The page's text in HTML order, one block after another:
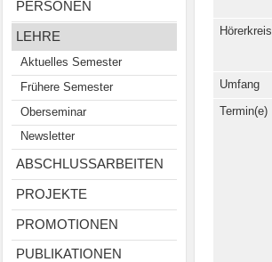
PERSONEN
LEHRE
Aktuelles Semester
Frühere Semester
Oberseminar
Newsletter
ABSCHLUSSARBEITEN
PROJEKTE
PROMOTIONEN
PUBLIKATIONEN
Hörerkreis
Umfang
Termin(e)